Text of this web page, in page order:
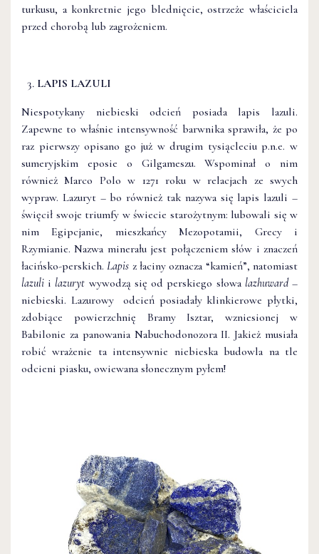
turkusu, a konkretnie jego blednięcie, ostrzeże właściciela
przed chorobą lub zagrożeniem.
LAPIS LAZULI
Niespotykany niebieski odcień posiada lapis lazuli.
Zapewne to właśnie intensywność barwnika sprawiła, że po
raz pierwszy opisano go już w drugim tysiącleciu p.n.e. w
sumeryjskim eposie o Gilgameszu. Wspominał o nim
również Marco Polo w 1271 roku w relacjach ze swych
wypraw. Lazuryt – bo również tak nazywa się lapis lazuli –
święcił swoje triumfy w świecie starożytnym: lubowali się w
nim Egipcjanie, mieszkańcy Mezopotamii, Grecy i
Rzymianie. Nazwa minerału jest połączeniem słów i znaczeń
łacińsko-perskich.Lapis z łaciny oznacza “kamień”, natomiast
lazuli i lazuryt wywodzą się od perskiego słowa lazhuward–
niebieski. Lazurowy odcień posiadały klinkierowe płytki,
zdobiące powierzchnię Bramy Isztar, wzniesionej w
Babilonie za panowania Nabuchodonozora II. Jakież musiała
robić wrażenie ta intensywnie niebieska budowla na tle
odcieni piasku, owiewana słonecznym pyłem!